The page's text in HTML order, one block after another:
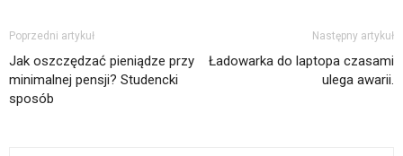
Poprzedni artykuł
Jak oszczędzać pieniądze przy
minimalnej pensji? Studencki
sposób
Następny artykuł
Ładowarka do laptopa czasami
ulega awarii.